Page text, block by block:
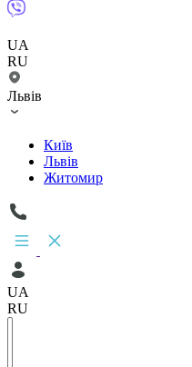
UA
RU
Львів
Київ
Львів
Житомир
UA
RU